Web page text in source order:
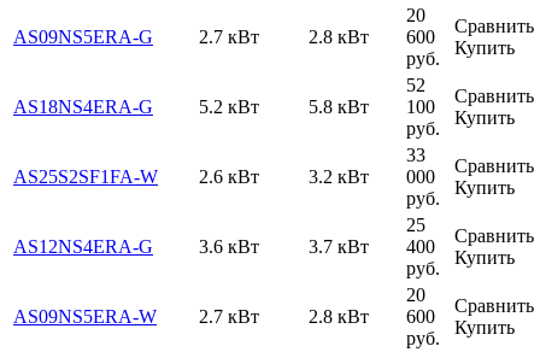
AS09NS5ERA-G 2.7 кВт 2.8 кВт
20
600
руб.
Сравнить
Купить
AS18NS4ERA-G 5.2 кВт 5.8 кВт
52
100
руб.
Сравнить
Купить
AS25S2SF1FA-W 2.6 кВт 3.2 кВт
33
000
руб.
Сравнить
Купить
AS12NS4ERA-G 3.6 кВт 3.7 кВт
25
400
руб.
Сравнить
Купить
AS09NS5ERA-W 2.7 кВт 2.8 кВт
20
600
руб.
Сравнить
Купить